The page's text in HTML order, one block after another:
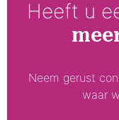
Heeft u
Neem gerust
waar